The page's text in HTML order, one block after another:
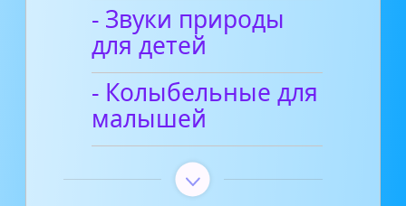
- Звуки природы
для детей
- Колыбельные для
малышей